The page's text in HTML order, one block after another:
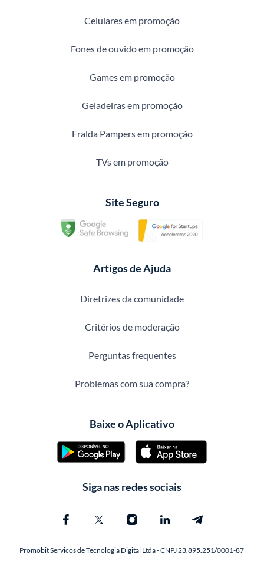
Celulares em promoção
Fones de ouvido em promoção
Games em promoção
Geladeiras em promoção
Fralda Pampers em promoção
TVs em promoção
Site Seguro
Artigos de Ajuda
Diretrizes da comunidade
Critérios de moderação
Perguntas frequentes
Problemas com sua compra?
Baixe o Aplicativo
Siga nas redes sociais
Promobit Servicos de Tecnologia Digital Ltda - CNPJ 23.895.251/0001-87